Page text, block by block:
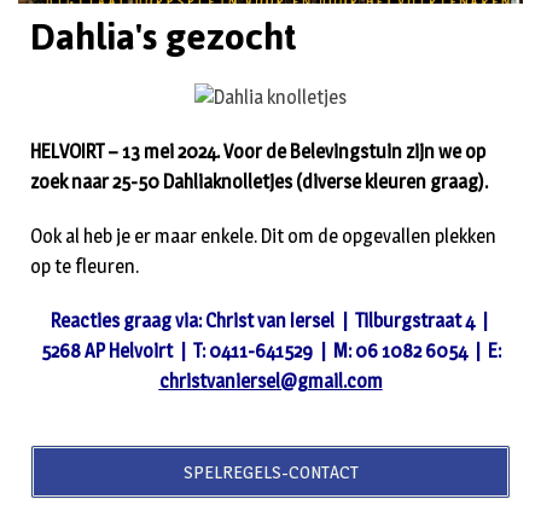
Dahlia's gezocht
HELVOIRT – 13 mei 2024. Voor de Belevingstuin zijn we op
zoek naar 25-50 Dahliaknolletjes (diverse kleuren graag).
Ook al heb je er maar enkele. Dit om de opgevallen plekken
op te fleuren.
Reacties graag via: Christ van Iersel | Tilburgstraat 4 |
5268 AP Helvoirt | T: 0411-641529 | M: 06 1082 6054 | E:
christvaniersel@gmail.com
SPELREGELS-CONTACT